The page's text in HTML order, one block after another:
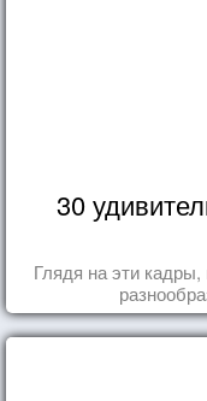
30
Глядя на эти